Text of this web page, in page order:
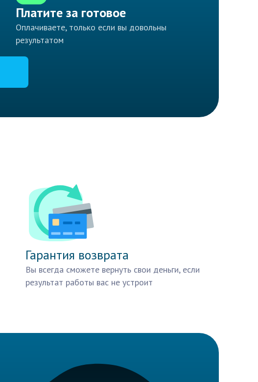
Платите за готовое
Оплачиваете, только если вы довольны
результатом
Гарантия возврата
Вы всегда сможете вернуть свои деньги, если
результат работы вас не устроит